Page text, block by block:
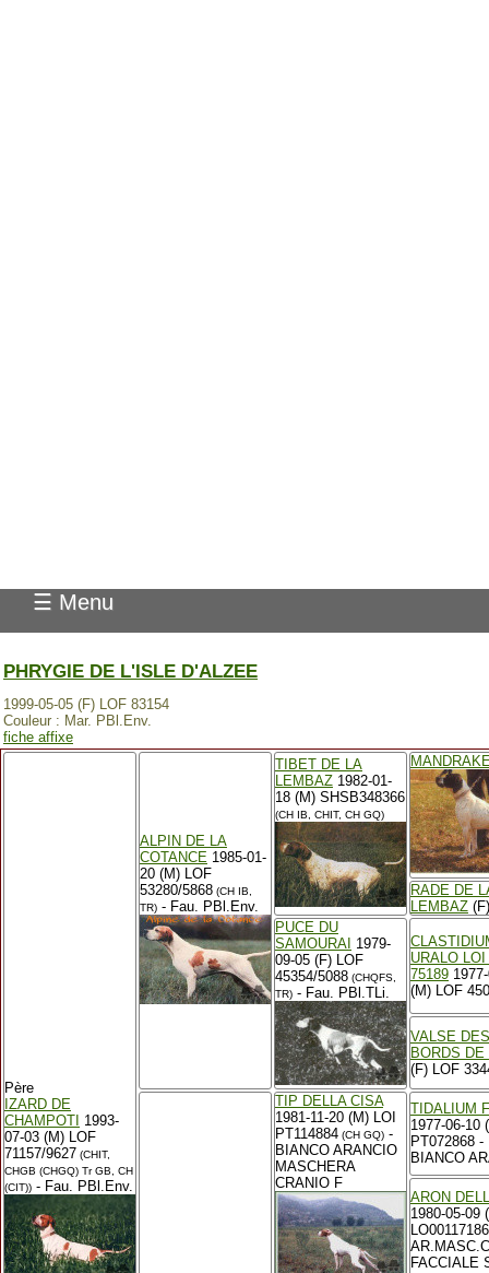
☰ Menu
PHRYGIE DE L'ISLE D'ALZEE
1999-05-05 (F) LOF 83154
Couleur : Mar. PBl.Env.
fiche affixe
Père
IZARD DE
CHAMPOTI 1993-
07-03 (M) LOF
71157/9627 (CHIT,
CHGB (CHGQ) Tr GB, CH
(CIT)) - Fau. PBl.Env.
ALPIN DE LA
COTANCE 1985-01-
20 (M) LOF
53280/5868 (CH IB,
TR) - Fau. PBl.Env.
TIBET DE LA
LEMBAZ 1982-01-
18 (M) SHSB348366
(CH IB, CHIT, CH GQ)
RADE DE
LEMBAZ (F)
PUCE DU
SAMOURAI 1979-
09-05 (F) LOF
45354/5088 (CHQFS,
TR) - Fau. PBl.TLi.
URALO
75189
(M) LOF
VALSE DES
BORDS
(F) LOF
TIP DELLA CISA
1981-11-20 (M) LOI
PT114884 (CH GQ) -
BIANCO ARANCIO
MASCHERA
CRANIO F
TIDALIUM
1977-06-10
PT072868 -
BIANCO
ARON
1980-05-09
FACCIALE